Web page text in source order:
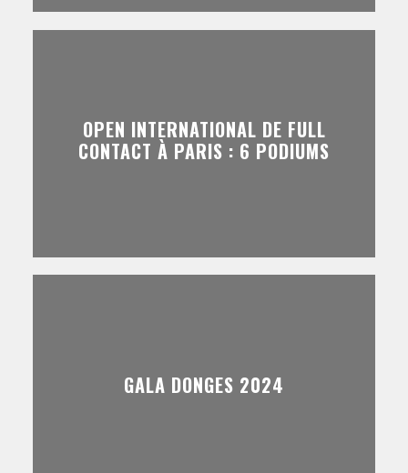
OPEN INTERNATIONAL DE FULL
CONTACT À PARIS : 6 PODIUMS
GALA DONGES 2024